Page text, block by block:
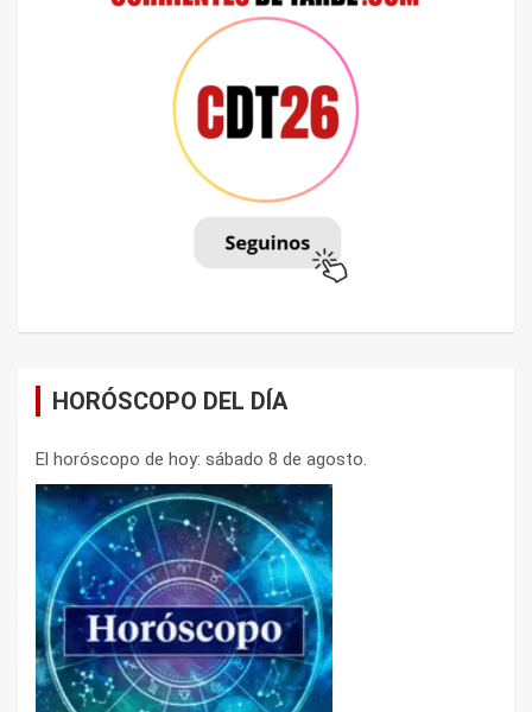
HORÓSCOPO DEL DÍA
El horóscopo de hoy: sábado 8 de agosto.